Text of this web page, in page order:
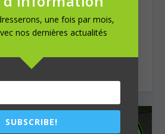
il existe de multiples façons
bolets, morilles, girolles,
rosé-des-prés…
une fois par mois,
nos dernières actualités
SUBSCRIBE!